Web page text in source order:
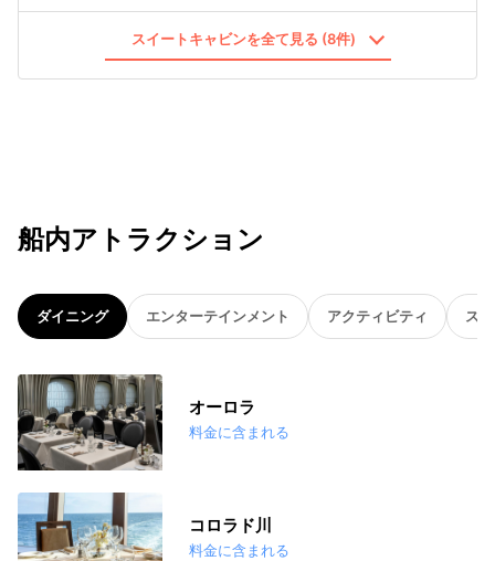
スイートキャビンを全て見る (8件)
船内アトラクション
ダイニング エンターテインメント アクティビティ ス
オーロラ
料金に含まれる
コロラド川
料金に含まれる